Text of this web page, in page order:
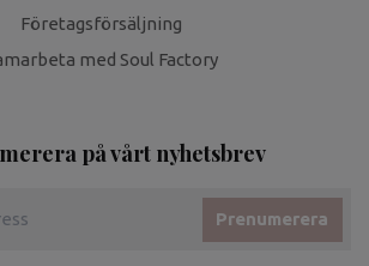
Företagsförsäljning
med Soul Factory
på vårt nyhetsbrev
Prenumerera